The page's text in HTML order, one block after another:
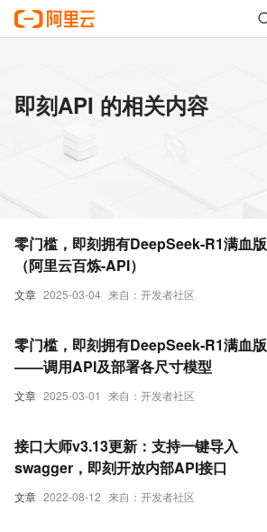
即刻API 的相关内容
文章 2025-03-04 来自：开发者社区
零门槛，即刻拥有DeepSeek-R1满血版
（阿里云百炼-API）
文章 2025-03-01 来自：开发者社区
零门槛，即刻拥有DeepSeek-R1满血版
——调用API及部署各尺寸模型
文章 2022-08-12 来自：开发者社区
接口大师v3.13更新：支持一键导入
swagger，即刻开放内部API接口